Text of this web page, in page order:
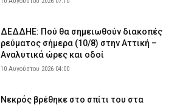
ΔΕΔΔΗΕ: Πού θα σημειωθούν διακοπές
ρεύματος σήμερα (10/8) στην Αττική –
Αναλυτικά ώρες και οδοί
10 Αυγούστου 2026 04:00
Νεκρός βρέθηκε στο σπίτι του στα